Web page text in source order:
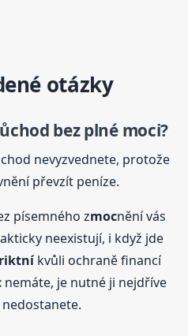
otázky
bez plné moci?
nevyzvednete, protože
převzít peníze.
písemného zmocnění vás
neexistují, i když jde
kvůli ochraně financí
nemáte, je nutné ji nejdříve